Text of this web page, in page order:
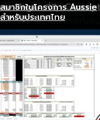
ร ให้ร้านเป็นที่รู้จักยอดขาย
Vegan ที่ฉีก
สายสุขภาพ
มาชิกในโครงการ Aussie
หรับประเทศไทย